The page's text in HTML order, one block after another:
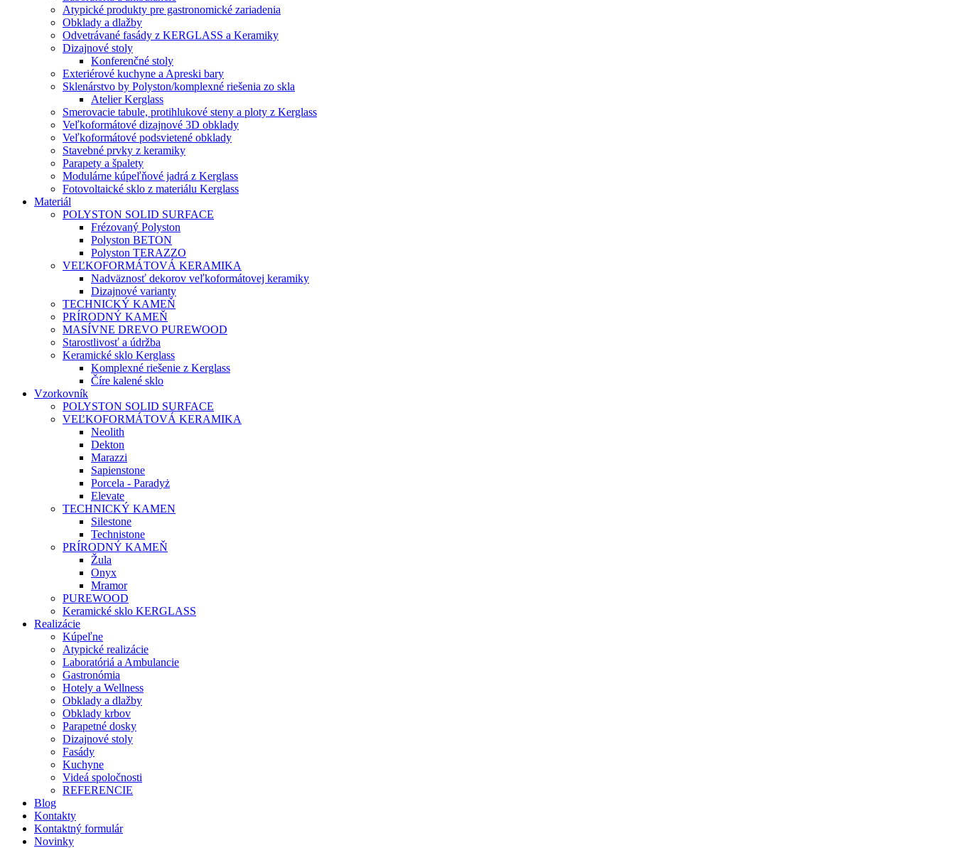
Atypické produkty pre gastronomické zariadenia
Obklady a dlažby
Odvetrávané fasády z KERGLASS a Keramiky
Dizajnové stoly
Konferenčné stoly
Exteriérové kuchyne a Apreski bary
Sklenárstvo by Polyston/komplexné riešenia zo skla
Atelier Kerglass
Smerovacie tabule, protihlukové steny a ploty z Kerglass
Veľkoformátové dizajnové 3D obklady
Veľkoformátové podsvietené obklady
Stavebné prvky z keramiky
Parapety a špalety
Modulárne kúpeľňové jadrá z Kerglass
Fotovoltaické sklo z materiálu Kerglass
Materiál
POLYSTON SOLID SURFACE
Frézovaný Polyston
Polyston BETON
Polyston TERAZZO
VEĽKOFORMÁTOVÁ KERAMIKA
Nadväznosť dekorov veľkoformátovej keramiky
Dizajnové varianty
TECHNICKÝ KAMEŇ
PRÍRODNÝ KAMEŇ
MASÍVNE DREVO PUREWOOD
Starostlivosť a údržba
Keramické sklo Kerglass
Komplexné riešenie z Kerglass
Číre kalené sklo
Vzorkovník
POLYSTON SOLID SURFACE
VEĽKOFORMÁTOVÁ KERAMIKA
Neolith
Dekton
Marazzi
Sapienstone
Porcela - Paradyż
Elevate
TECHNICKÝ KAMEN
Silestone
Technistone
PRÍRODNÝ KAMEŇ
Žula
Onyx
Mramor
PUREWOOD
Keramické sklo KERGLASS
Realizácie
Kúpeľne
Atypické realizácie
Laboratóriá a Ambulancie
Gastronómia
Hotely a Wellness
Obklady a dlažby
Obklady krbov
Parapetné dosky
Dizajnové stoly
Fasády
Kuchyne
Videá spoločnosti
REFERENCIE
Blog
Kontakty
Kontaktný formulár
Novinky